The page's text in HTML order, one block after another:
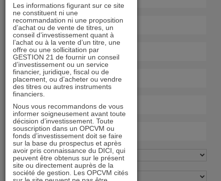
Les informations figurant sur ce site
ne constituent ni une
recommandation ni une proposition
d’achat ou de vente de titres, un
conseil d’investissement quant à
l’achat ou à la vente d’un titre, une
offre ou une sollicitation par
GESTION 21 de fournir un conseil
d’investissement ou un service
financier, juridique, fiscal ou de
placement, ou d’acheter ou vendre
des titres ou autres instruments
financiers.
Nous vous recommandons de vous
informer soigneusement avant toute
décision d’investissement. Toute
souscription dans un OPCVM ou
fonds d’investissement doit se faire
sur la base du prospectus et après
avoir pris connaissance du DICI, qui
peuvent être obtenus sur le présent
site ou directement auprès de la
société de gestion. Les OPCVM cités